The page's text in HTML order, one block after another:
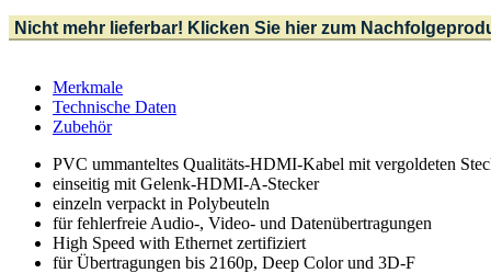
Nicht mehr lieferbar! Klicken Sie hier zum
Merkmale
Technische Daten
Zubehör
PVC ummanteltes Qualitäts-HDMI-Kabel mit vergoldeten
einseitig mit Gelenk-HDMI-A-Stecker
einzeln verpackt in Polybeuteln
für fehlerfreie Audio-, Video- und Datenübertragungen
High Speed with Ethernet zertifiziert
für Übertragungen bis 2160p, Deep Color und 3D-F